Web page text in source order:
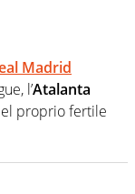
Madrid
l’Atalanta
proprio fertile